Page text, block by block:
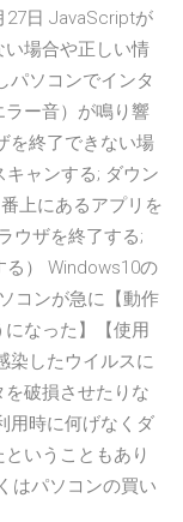
27日 JavaScriptが
場合や正しい情
パソコンでインタ
ー音）が鳴り響
を終了できない場
ャンする; ダウン
上にあるアプリを
ウザを終了する;
） Windows10の
コンが急に【動作
なった】【使用
染したウイルスに
破損させたりな
用時に何げなくダ
いうこともあり
はパソコンの買い